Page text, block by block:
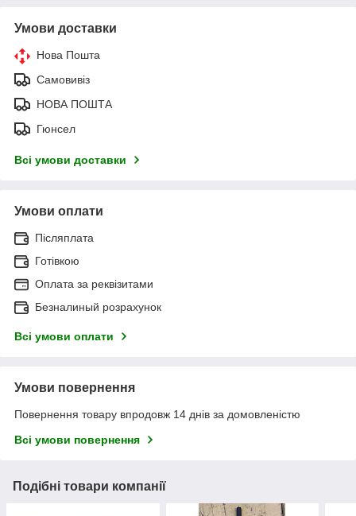
Умови доставки
Нова Пошта
Самовивіз
НОВА ПОШТА
Гюнсел
Всі умови доставки
Умови оплати
Післяплата
Готівкою
Оплата за реквізитами
Безналиный розрахунок
Всі умови оплати
Умови повернення
Повернення товару впродовж 14 днів за домовленістю
Всі умови повернення
Подібні товари компанії